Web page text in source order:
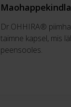
Dr.OHHIRA®
taimne kapsel, mis
peensooles.